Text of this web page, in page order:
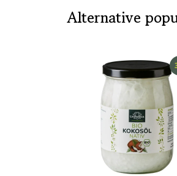
Alternative